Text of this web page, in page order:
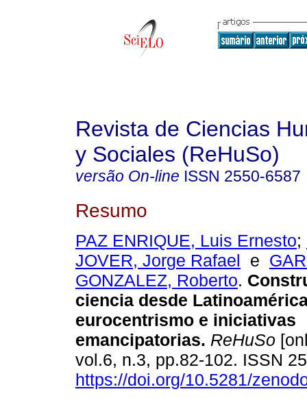
Revista de Ciencias
y Sociales (ReHuSo)
versão On-line ISSN 2550-6587
Resumo
PAZ ENRIQUE, Luis Ernesto;
JOVER, Jorge Rafael e
GONZALEZ, Roberto.
ciencia desde
eurocentrismo e iniciativas
emancipatorias. ReHuSo
vol.6, n.3, pp.82-102. ISSN
https://doi.org/10.5281/